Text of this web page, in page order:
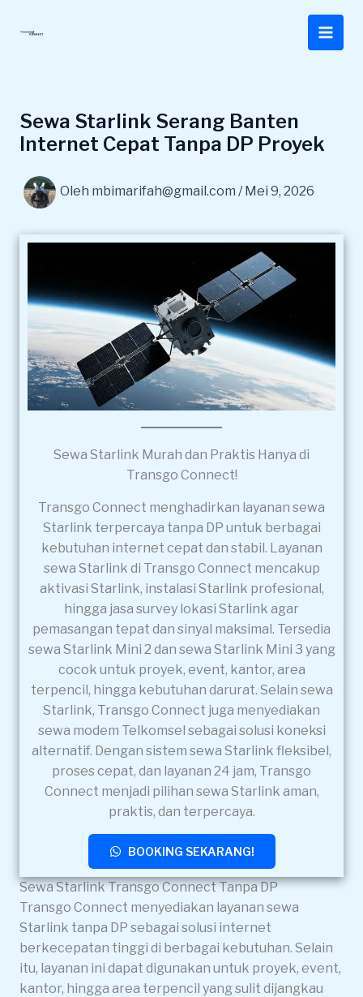
Sewa Starlink Serang Banten
Internet Cepat Tanpa DP Proyek
Oleh mbimarifah@gmail.com / Mei 9, 2026
Sewa Starlink Murah dan Praktis Hanya di
Transgo Connect!
Transgo Connect menghadirkan layanan sewa
Starlink terpercaya tanpa DP untuk berbagai
kebutuhan internet cepat dan stabil. Layanan
sewa Starlink di Transgo Connect mencakup
aktivasi Starlink, instalasi Starlink profesional,
hingga jasa survey lokasi Starlink agar
pemasangan tepat dan sinyal maksimal. Tersedia
sewa Starlink Mini 2 dan sewa Starlink Mini 3 yang
cocok untuk proyek, event, kantor, area
terpencil, hingga kebutuhan darurat. Selain sewa
Starlink, Transgo Connect juga menyediakan
sewa modem Telkomsel sebagai solusi koneksi
alternatif. Dengan sistem sewa Starlink fleksibel,
proses cepat, dan layanan 24 jam, Transgo
Connect menjadi pilihan sewa Starlink aman,
praktis, dan terpercaya.
BOOKING SEKARANG!
Sewa Starlink Transgo Connect Tanpa DP
Transgo Connect menyediakan layanan sewa
Starlink tanpa DP sebagai solusi internet
berkecepatan tinggi di berbagai kebutuhan. Selain
itu, layanan ini dapat digunakan untuk proyek, event,
kantor, hingga area terpencil yang sulit dijangkau